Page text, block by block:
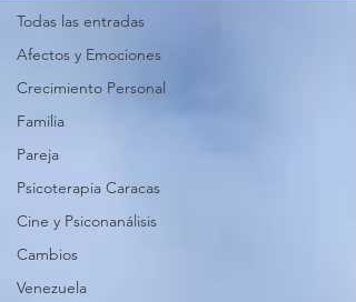
Todas las entradas
Afectos y Emociones
Crecimiento Personal
Familia
Pareja
Psicoterapia Caracas
Cine y Psiconanálisis
Cambios
Venezuela